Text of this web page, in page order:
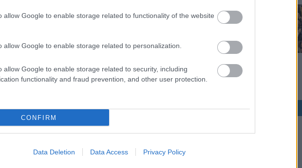
allow Google to enable storage related to functionality of the website
allow Google to enable storage related to personalization.
allow Google to enable storage related to security, including
functionality and fraud prevention, and other user protection.
CONFIRM
Data Deletion Data Access Privacy Policy
ισχύσει και για τα υπόλοιπα αθλήματα.
DARK ROOM 10/02/2015
Είναι αναμφίβολα το πρόσωπο των ημερών και μαζί με τον
πρωθυπουργό Αλέξη Τσίπρα έχουν δημιουργήσει ομάδα πρωταθλήματος
αφού και οι ικανότητές τους αλλά και η προτίμησή τους στο βόλεϊ είναι